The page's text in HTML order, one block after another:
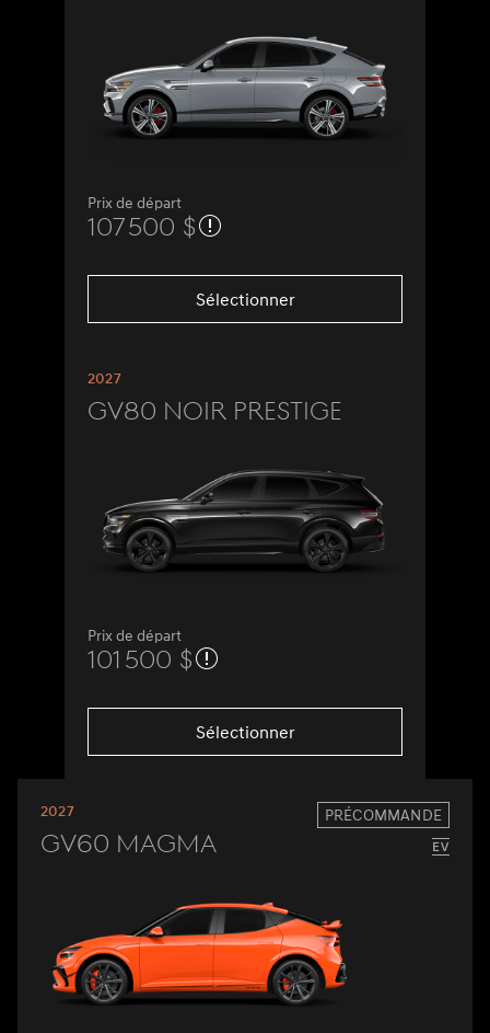
Prix de départ
107 500 $
Sélectionner
2027
GV80 Noir Prestige
Prix de départ
101 500 $
Sélectionner
2027 PRÉCOMMANDE
GV60 Magma